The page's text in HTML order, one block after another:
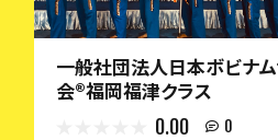
一般社団法人日本ボビナ
会®︎福岡福津クラス
0.00
0